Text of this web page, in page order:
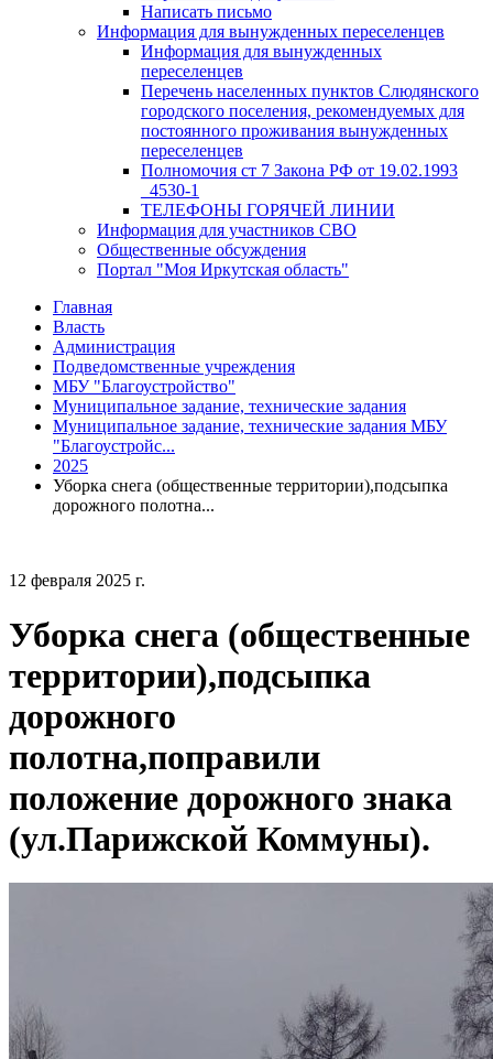
Написать письмо
Информация для вынужденных переселенцев
Информация для вынужденных
переселенцев
Перечень населенных пунктов Слюдянского
городского поселения, рекомендуемых для
постоянного проживания вынужденных
переселенцев
Полномочия ст 7 Закона РФ от 19.02.1993
_4530-1
ТЕЛЕФОНЫ ГОРЯЧЕЙ ЛИНИИ
Информация для участников СВО
Общественные обсуждения
Портал "Моя Иркутская область"
Главная
Власть
Администрация
Подведомственные учреждения
МБУ "Благоустройство"
Муниципальное задание, технические задания
Муниципальное задание, технические задания МБУ
"Благоустройс...
2025
Уборка снега (общественные территории),подсыпка
дорожного полотна...
12 февраля 2025 г.
Уборка снега (общественные
территории),подсыпка
дорожного
полотна,поправили
положение дорожного знака
(ул.Парижской Коммуны).